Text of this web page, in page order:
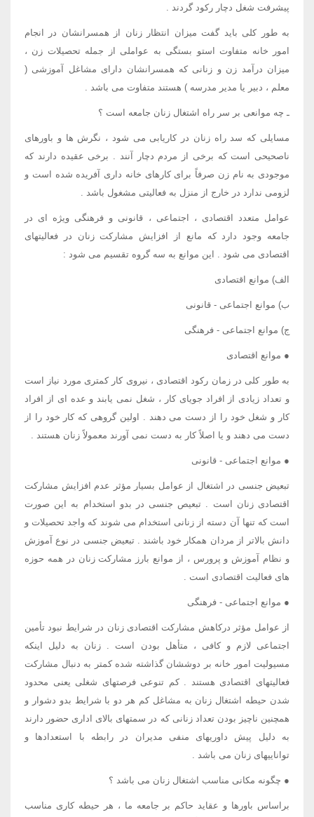
پیشرفت شغل دچار رکود گردند .
به طور کلی باید گفت میزان انتظار زنان از همسرانشان در انجام
امور خانه متفاوت استو بستگی به عواملی از جمله تحصیلات زن ،
میزان درآمد زن و زنانی که همسرانشان دارای مشاغل آموزشی (
معلم ، دبیر یا مدیر مدرسه ) هستند متفاوت می باشد .
ـ چه موانعی بر سر راه اشتغال زنان جامعه است ؟
مسایلی که سد راه زنان در کاریابی می شود ، نگرش ها و باورهای
ناصحیحی است که برخی از مردم دچار آنند . برخی عقیده دارند که
موجودی به نام زن صرفاً برای کارهای خانه داری آفریده شده است و
لزومی ندارد در خارج از منزل به فعالیتی مشغول باشد .
عوامل متعدد اقتصادی ، اجتماعی ، قانونی و فرهنگی ویژه ای در
جامعه وجود دارد که مانع از افزایش مشارکت زنان در فعالیتهای
اقتصادی می شود . این موانع به سه گروه تقسیم می شود :
الف) موانع اقتصادی
ب) موانع اجتماعی - قانونی
ج) موانع اجتماعی - فرهنگی
● موانع اقتصادی
به طور کلی در زمان رکود اقتصادی ، نیروی کار کمتری مورد نیاز است
و تعداد زیادی از افراد جویای کار ، شغل نمی یابند و عده ای از افراد
کار و شغل خود را از دست می دهند . اولین گروهی که کار خود را از
دست می دهند و یا اصلاً کار به دست نمی آورند معمولاً زنان هستند .
● موانع اجتماعی - قانونی
تبعیض جنسی در اشتغال از عوامل بسیار مؤثر عدم افزایش مشارکت
اقتصادی زنان است . تبعیص جنسی در بدو استخدام به این صورت
است که تنها آن دسته از زنانی استخدام می شوند که واجد تحصیلات و
دانش بالاتر از مردان همکار خود باشند . تبعیض جنسی در نوع آموزش
و نظام آموزش و پرورس ، از موانع بارز مشارکت زنان در همه حوزه
های فعالیت اقتصادی است .
● موانع اجتماعی - فرهنگی
از عوامل مؤثر درکاهش مشارکت اقتصادی زنان در شرایط نبود تأمین
اجتماعی لازم و کافی ، متأهل بودن است . زنان به دلیل اینکه
مسیولیت امور خانه بر دوششان گذاشته شده کمتر به دنبال مشارکت
فعالیتهای اقتصادی هستند . کم تنوعی فرصتهای شغلی یعنی محدود
شدن حیطه اشتغال زنان به مشاغل کم هر دو با شرایط بدو دشوار و
همچنین ناچیز بودن تعداد زنانی که در سمتهای بالای اداری حضور دارند
به دلیل پیش داوریهای منفی مدیران در رابطه با استعدادها و
تواناییهای زنان می باشد .
● چگونه مکانی مناسب اشتغال زنان می باشد ؟
براساس باورها و عقاید حاکم بر جامعه ما ، هر حیطه کاری مناسب